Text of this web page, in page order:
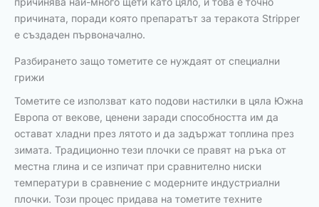
причината, поради която препаратът за теракота Stripper
е създаден първоначално.
Разбирането защо тометите се нуждаят от специални
грижи
Тометите се използват като подови настилки в цяла Южна
Европа от векове, ценени заради способността им да
остават хладни през лятото и да задържат топлина през
зимата. Традиционно тези плочки се правят на ръка от
местна глина и се изпичат при сравнително ниски
температури в сравнение с модерните индустриални
плочки. Този процес придава на тометите техните